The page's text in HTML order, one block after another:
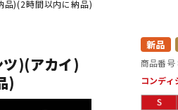
そ
)(2時間以内に納品)
)(アカイ)
)
新品
商品番
コンディ